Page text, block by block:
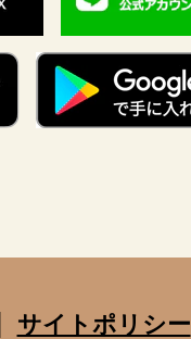
サイトポリシー